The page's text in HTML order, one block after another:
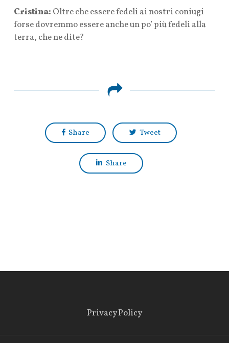
Cristina: Oltre che essere fedeli ai nostri coniugi
forse dovremmo essere anche un po’ più fedeli alla
terra, che ne dite?
Share Tweet
Share
Privacy Policy